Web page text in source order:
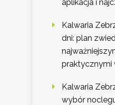
aplikacja i
Kalwaria
dni: plan
praktycznymi
Kalwaria
wybór